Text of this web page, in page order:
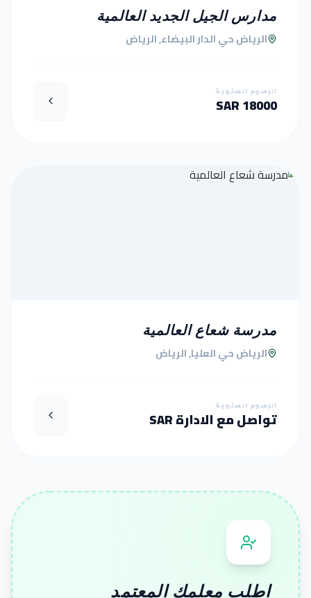
مدارس الجيل الجديد العالمية
الرياض حي الدار البيضاء, الرياض
الرسوم السنوية
18000 SAR
مدرسة شعاع العالمية
الرياض حي العليا, الرياض
الرسوم السنوية
تواصل مع الادارة SAR
اطلب معلمك المعتمد